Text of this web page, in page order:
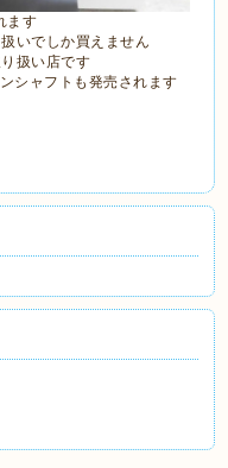
ます
いでしか買えません
扱い店です
シャフトも発売されます